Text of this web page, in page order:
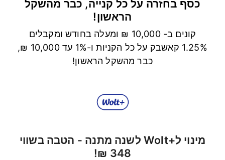
כסף בחזרה על כל קנייה, כבר מהשקל
הראשון!
קונים ב- 10,000 ₪ ומעלה בחודש ומקבלים
1.25% קאשבק על כל הקניות ו-1% עד 10,000 ₪,
כבר מהשקל הראשון!
מינוי ל+Wolt לשנה מתנה - הטבה בשווי
348 ₪!